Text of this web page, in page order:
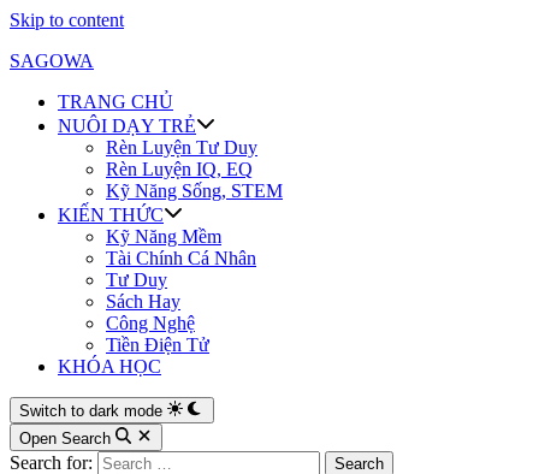
Skip to content
SAGOWA
TRANG CHỦ
NUÔI DẠY TRẺ
Rèn Luyện Tư Duy
Rèn Luyện IQ, EQ
Kỹ Năng Sống, STEM
KIẾN THỨC
Kỹ Năng Mềm
Tài Chính Cá Nhân
Tư Duy
Sách Hay
Công Nghệ
Tiền Điện Tử
KHÓA HỌC
Switch to dark mode
Open Search
Search for: